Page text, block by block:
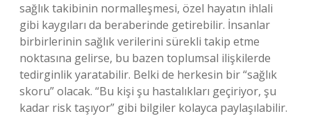
sağlık takibinin normalleşmesi, özel hayatın ihlali
gibi kaygıları da beraberinde getirebilir. İnsanlar
birbirlerinin sağlık verilerini sürekli takip etme
noktasına gelirse, bu bazen toplumsal ilişkilerde
tedirginlik yaratabilir. Belki de herkesin bir “sağlık
skoru” olacak. “Bu kişi şu hastalıkları geçiriyor, şu
kadar risk taşıyor” gibi bilgiler kolayca paylaşılabilir.